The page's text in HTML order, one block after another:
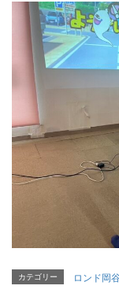
カテゴリー ロンド岡